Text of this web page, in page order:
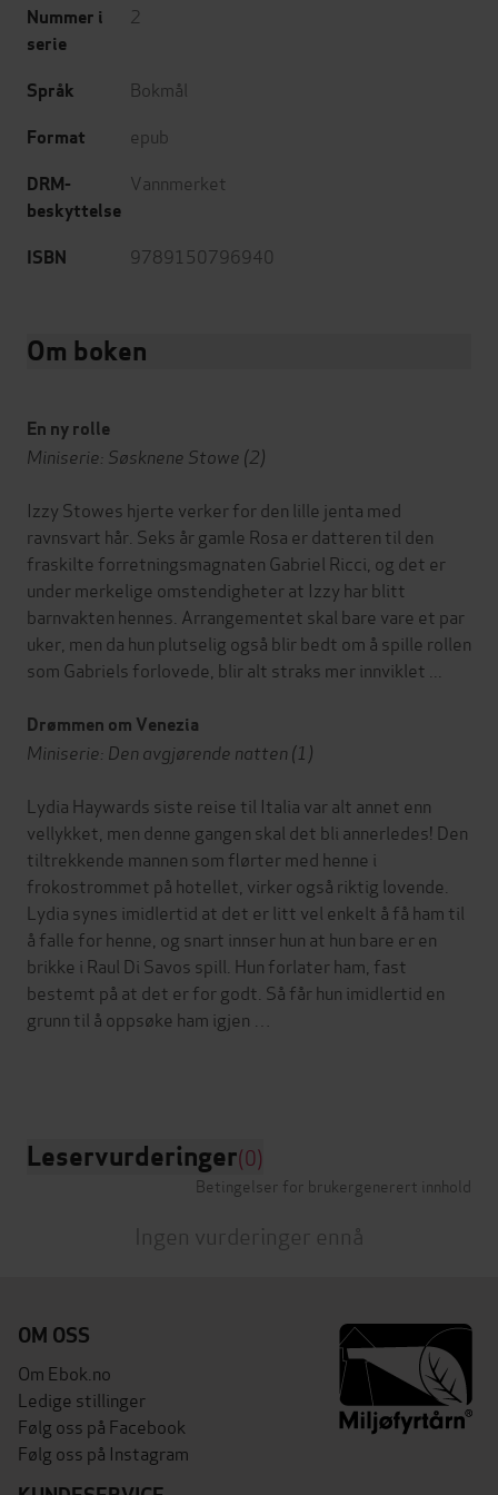
Nummer i
serie
2
Språk Bokmål
Format epub
DRM-
beskyttelse
Vannmerket
ISBN 9789150796940
Om boken
En ny rolle
Miniserie: Søsknene Stowe (2)
Izzy Stowes hjerte verker for den lille jenta med
ravnsvart hår. Seks år gamle Rosa er datteren til den
fraskilte forretningsmagnaten Gabriel Ricci, og det er
under merkelige omstendigheter at Izzy har blitt
barnvakten hennes. Arrangementet skal bare vare et par
uker, men da hun plutselig også blir bedt om å spille rollen
som Gabriels forlovede, blir alt straks mer innviklet ...
Drømmen om Venezia
Miniserie: Den avgjørende natten (1)
Lydia Haywards siste reise til Italia var alt annet enn
vellykket, men denne gangen skal det bli annerledes! Den
tiltrekkende mannen som flørter med henne i
frokostrommet på hotellet, virker også riktig lovende.
Lydia synes imidlertid at det er litt vel enkelt å få ham til
å falle for henne, og snart innser hun at hun bare er en
brikke i Raul Di Savos spill. Hun forlater ham, fast
bestemt på at det er for godt. Så får hun imidlertid en
grunn til å oppsøke ham igjen …
Leservurderinger(0)
Betingelser for brukergenerert innhold
Ingen vurderinger ennå
OM OSS
Om Ebok.no
Ledige stillinger
Følg oss på Facebook
Følg oss på Instagram